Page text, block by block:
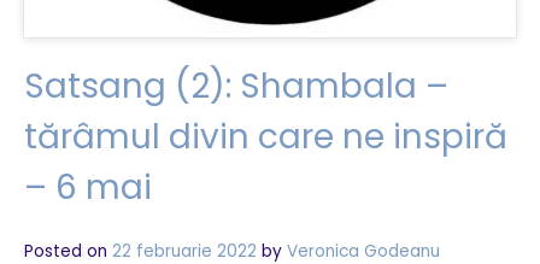
Satsang (2): Shambala –
tărâmul divin care ne inspiră
– 6 mai
Posted on 22 februarie 2022 by Veronica Godeanu